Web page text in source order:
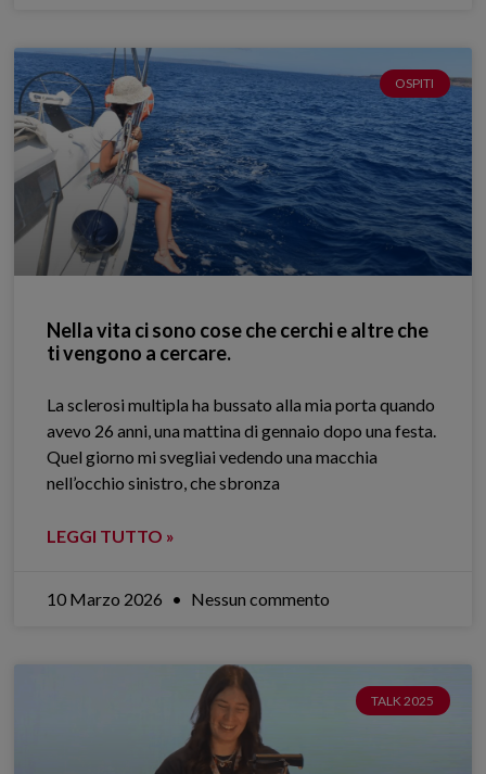
OSPITI
Nella vita ci sono cose che cerchi e altre che
ti vengono a cercare.
La sclerosi multipla ha bussato alla mia porta quando
avevo 26 anni, una mattina di gennaio dopo una festa.
Quel giorno mi svegliai vedendo una macchia
nell’occhio sinistro, che sbronza
LEGGI TUTTO »
10 Marzo 2026 Nessun commento
TALK 2025